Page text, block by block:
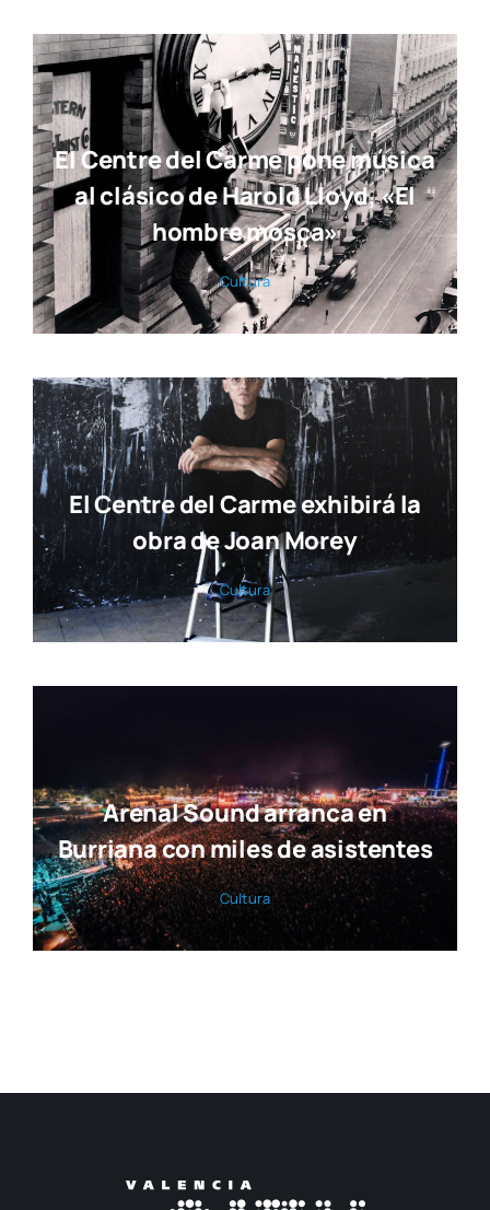
El Centre del Carme pone música
al clásico de Harold Lloyd, «El
hombre mosca»
Cul­tu­ra
El Centre del Carme exhibirá la
obra de Joan Morey
Cul­tu­ra
Arenal Sound arranca en
Burriana con miles de asistentes
Cul­tu­ra